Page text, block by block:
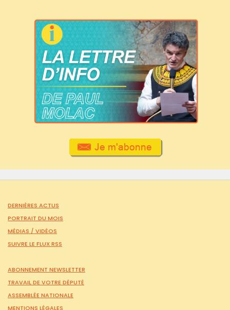
DERNIÈRES ACTUS
PORTRAIT DU MOIS
MÉDIAS / VIDÉOS
SUIVRE LE FLUX RSS
ABONNEMENT NEWSLETTER
TRAVAIL DE VOTRE DÉPUTÉ
ASSEMBLÉE NATIONALE
MENTIONS LÉGALES